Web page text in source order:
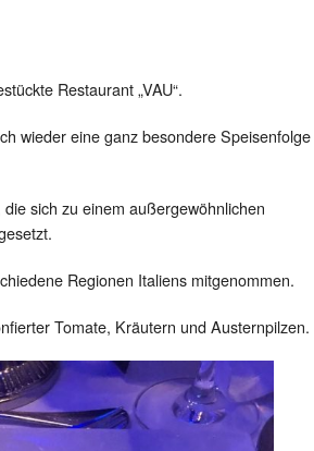
Restaurant „VAU“.
wieder eine ganz besondere Speisenfolge
sich zu einem außergewöhnlichen
Regionen Italiens mitgenommen.
Tomate, Kräutern und Austernpilzen.